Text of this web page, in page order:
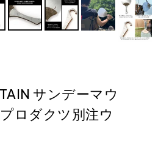
サンデーマウ
ロダクツ別注ウ